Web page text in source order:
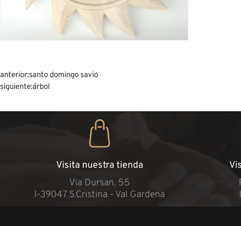
anterior:santo domingo savio
siguiente:árbol
Visita nuestra tienda
Via Dursan, 55
l-39047 S.Cristina - Val Gardena